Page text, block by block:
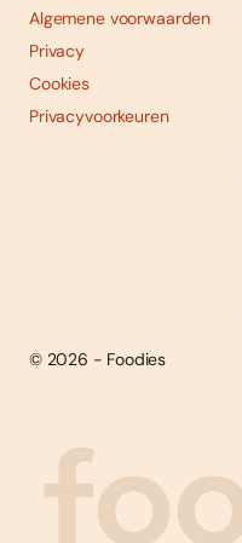
Algemene voorwaarden
Privacy
Cookies
Privacyvoorkeuren
© 2026 - Foodies